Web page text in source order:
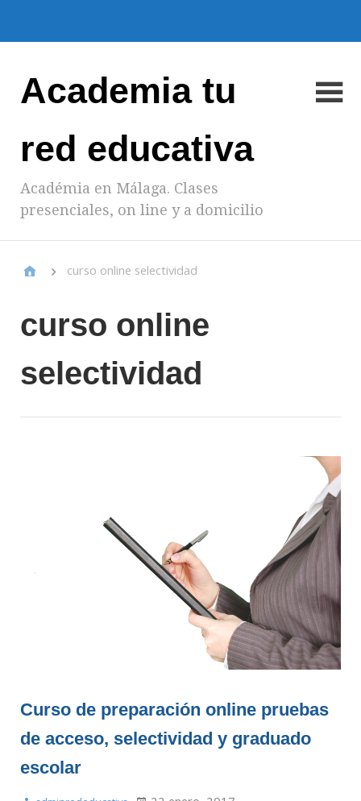
Academia tu
red educativa
Académia en Málaga. Clases
presenciales, on line y a domicilio
curso online selectividad
curso online
selectividad
Curso de preparación online pruebas
de acceso, selectividad y graduado
escolar